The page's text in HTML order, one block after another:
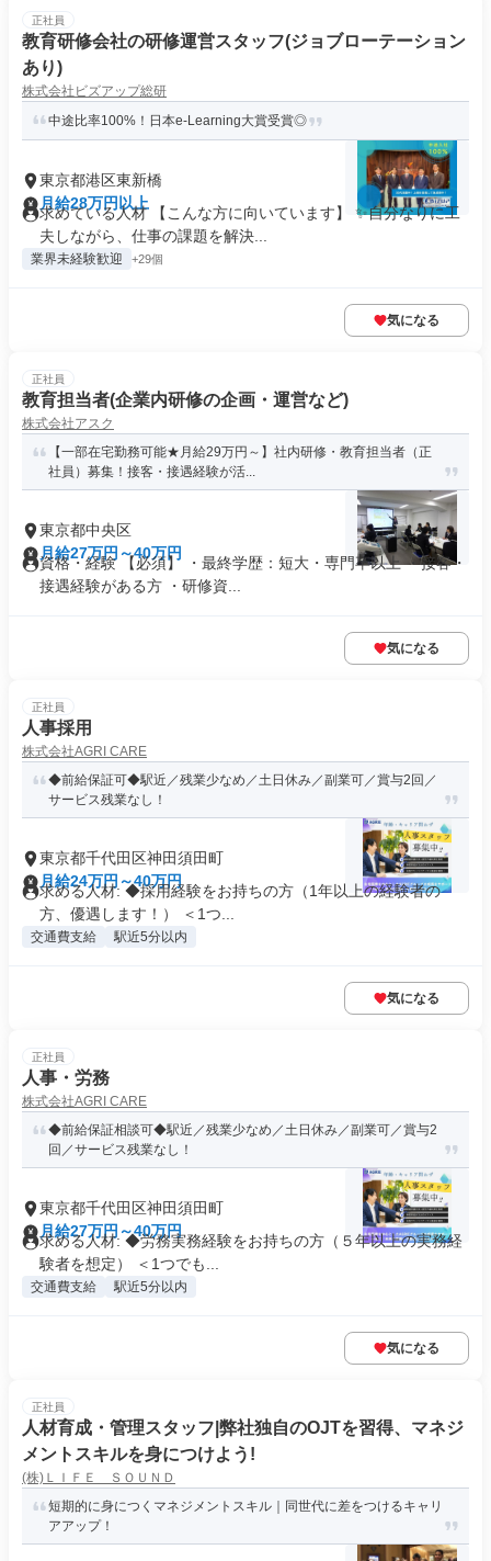
正社員
教育研修会社の研修運営スタッフ(ジョブローテーション
あり)
株式会社ビズアップ総研
中途比率100%！日本e-Learning大賞受賞◎
東京都港区東新橋
月給28万円以上
求めている人材 【こんな方に向いています】 ✨自分なりに工
夫しながら、仕事の課題を解決...
業界未経験歓迎 +29個
気になる
正社員
教育担当者(企業内研修の企画・運営など)
株式会社アスク
【一部在宅勤務可能★月給29万円～】社内研修・教育担当者（正
社員）募集！接客・接遇経験が活...
東京都中央区
月給27万円～40万円
資格・経験 【必須】 ・最終学歴：短大・専門卒以上 ・接客・
接遇経験がある方 ・研修資...
気になる
正社員
人事採用
株式会社AGRI CARE
◆前給保証可◆駅近／残業少なめ／土日休み／副業可／賞与2回／
サービス残業なし！
東京都千代田区神田須田町
月給24万円～40万円
求める人材: ◆採用経験をお持ちの方（1年以上の経験者の
方、優遇します！） ＜1つ...
交通費支給 駅近5分以内
気になる
正社員
人事・労務
株式会社AGRI CARE
◆前給保証相談可◆駅近／残業少なめ／土日休み／副業可／賞与2
回／サービス残業なし！
東京都千代田区神田須田町
月給27万円～40万円
求める人材: ◆労務実務経験をお持ちの方（５年以上の実務経
験者を想定） ＜1つでも...
交通費支給 駅近5分以内
気になる
正社員
人材育成・管理スタッフ|弊社独自のOJTを習得、マネジ
メントスキルを身につけよう!
(株)ＬＩＦＥ ＳＯＵＮＤ
短期的に身につくマネジメントスキル｜同世代に差をつけるキャリ
アアップ！